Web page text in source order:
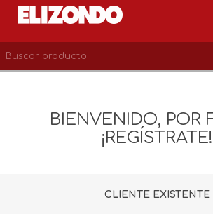
LISTA DE DESEOS 0
BIENVENIDO, POR
¡REGÍSTRATE!
CLIENTE EXISTENTE